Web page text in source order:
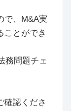
で、M&A実
ことができ
務問題チェ
確認くださ